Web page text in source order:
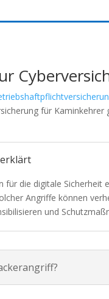
für
für die digitale
Angriffe können
und